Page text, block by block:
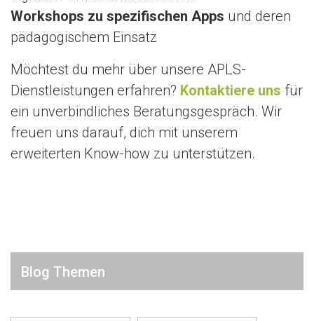
Workshops zu spezifischen Apps und deren
pädagogischem Einsatz
Möchtest du mehr über unsere APLS-
Dienstleistungen erfahren? Kontaktiere uns für
ein unverbindliches Beratungsgespräch. Wir
freuen uns darauf, dich mit unserem
erweiterten Know-how zu unterstützen.
Blog Themen